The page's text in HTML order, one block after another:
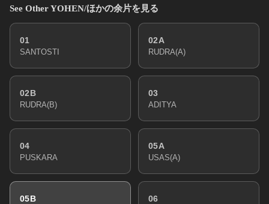
See Other YOHEN/ほかの余片を見る
01
SANTOSTI
02A
RUDRA(A)
02B
RUDRA(B)
03
ADITYA
04
PUSKARA
05A
USAS(A)
05B 06